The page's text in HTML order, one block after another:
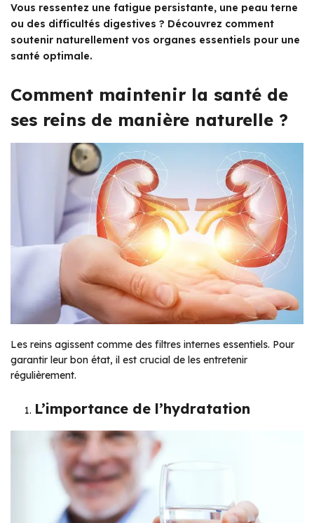
Vous ressentez une fatigue persistante, une peau terne
ou des difficultés digestives ? Découvrez comment
soutenir naturellement vos organes essentiels pour une
santé optimale.
Comment maintenir la santé de
ses reins de manière naturelle ?
Les reins agissent comme des filtres internes essentiels. Pour
garantir leur bon état, il est crucial de les entretenir
régulièrement.
L’importance de l’hydratation